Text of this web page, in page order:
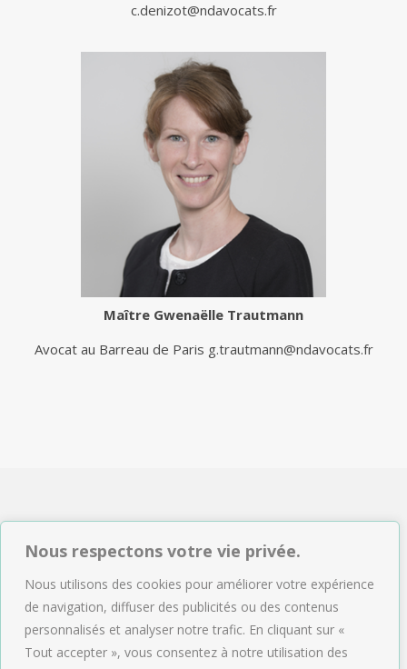
Nous respectons votre vie privée.
Nous utilisons des cookies pour améliorer votre expérience
de navigation, diffuser des publicités ou des contenus
personnalisés et analyser notre trafic. En cliquant sur «
Tout accepter », vous consentez à notre utilisation des
c.denizot@ndavocats.fr
Maître Gwenaëlle Trautmann
Avocat au Barreau de Paris g.trautmann@ndavocats.fr
NDAVOCATS Associés
Tél : 01.47.04.09.43
Email :accueil@ndavocats.fr